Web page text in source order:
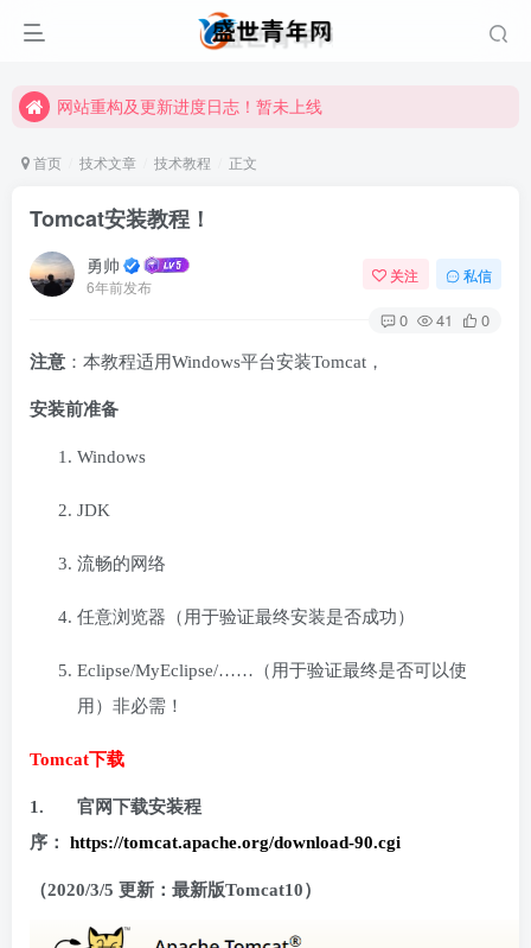
网站重构及更新进度日志！暂未上线
网站重构及更新进度日志！暂未上线
首页 技术文章 技术教程 正文
Tomcat安装教程！
勇帅
6年前发布
关注 私信
0 41 0
注意 ：本教程适用Windows平台安装Tomcat，
安装前准备
Windows
JDK
流畅的网络
任意浏览器（用于验证最终安装是否成功）
Eclipse/MyEclipse/……（用于验证最终是否可以使
用）非必需！
Tomcat下载
1. 官网下载安装程
序：
https://tomcat.apache.org/download-90.cgi
（2020/3/5 更新：最新版Tomcat10）